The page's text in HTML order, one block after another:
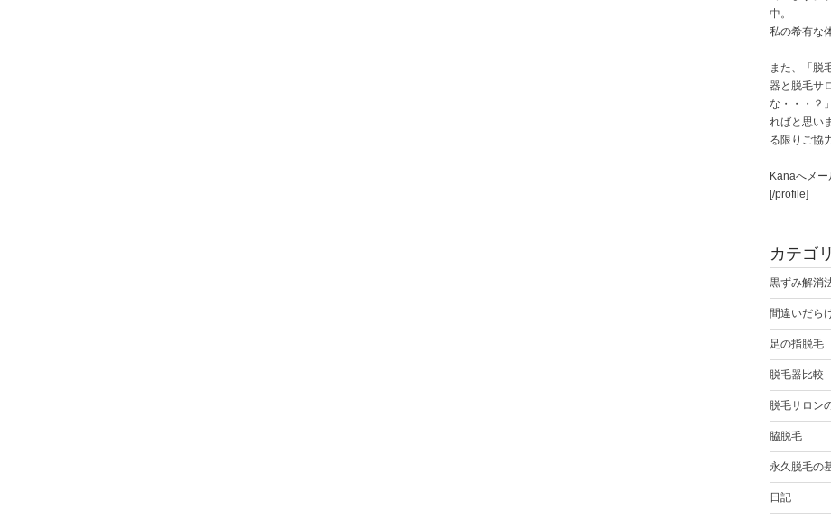
中。
私の希有な
また、「脱
器と脱毛サ
な・・・？
ればと思い
る限りご協
Kanaへメー
[/profile]
カテゴ
黒ずみ解消
間違いだら
足の指脱毛
脱毛器比較
脱毛サロン
脇脱毛
永久脱毛の
日記